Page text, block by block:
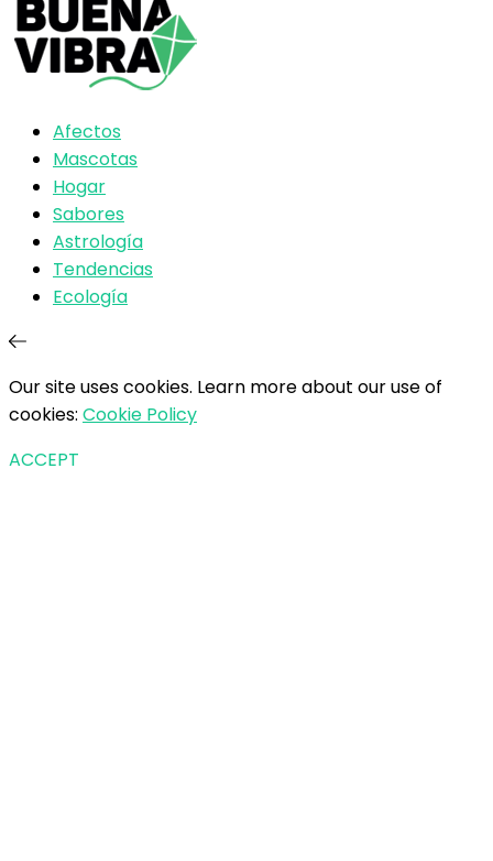
Afectos
Mascotas
Hogar
Sabores
Astrología
Tendencias
Ecología
Our site uses cookies. Learn more about our use of
cookies: Cookie Policy
ACCEPT